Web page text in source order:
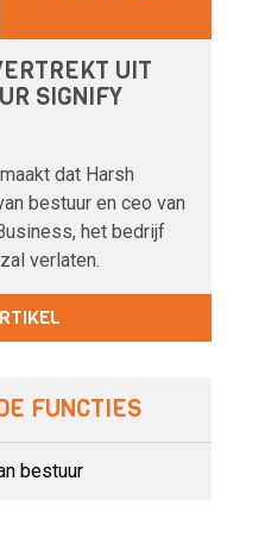
UIT
SIGNIFY
dat Harsh
bestuur en ceo van
het bedrijf
verlaten.
FUNCTIES
bestuur